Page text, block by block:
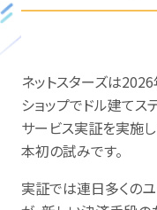
ネットスターズは
ショップでドル建て
サービス実証を実施
本初の試みです。
実証では連日多くの